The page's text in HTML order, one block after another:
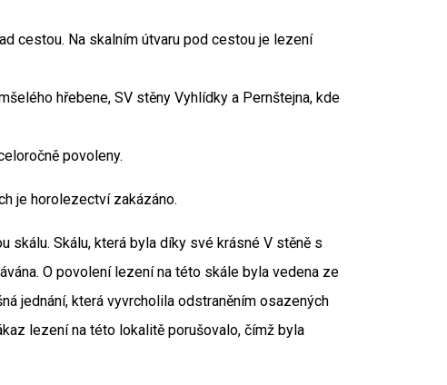
cestou. Na skalním útvaru pod cestou je lezení
hřebene, SV stěny Vyhlídky a Pernštejna, kde
povoleny.
je horolezectví zakázáno.
Skálu, která byla díky své krásné V stěně s
O povolení lezení na této skále byla vedena ze
jednání, která vyvrcholila odstraněním osazených
lezení na této lokalitě porušovalo, čímž byla